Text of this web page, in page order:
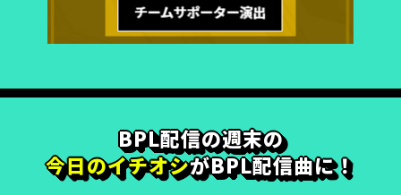
BPL配信の週末の
今日のイチオシがBPL配信曲に！